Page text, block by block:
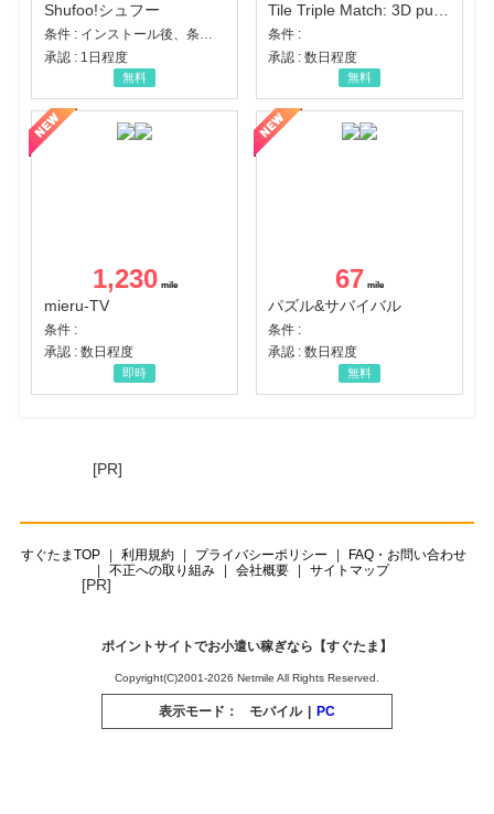
Shufoo!シュフー
条件 : インストール後、条件達成
承認 : 1日程度
無料
Tile Triple Match: 3D puzzle
条件 :
承認 : 数日程度
無料
1,230
mieru-TV
条件 :
承認 : 数日程度
即時
67
パズル&サバイバル
条件 :
承認 : 数日程度
無料
[PR]
すぐたまTOP 利用規約 プライバシーポリシー
FAQ・お問い合わせ
不正への取り組み
会社概要 サイトマップ
[PR]
ポイントサイトでお小遣い稼ぎなら【すぐたま】
Copyright(C)2001-2026 Netmile All Rights Reserved.
表示モード： モバイル | PC